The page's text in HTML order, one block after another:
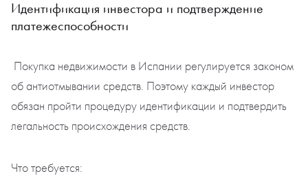
Идентификация инвестора и подтверждение
платежеспособности
Покупка недвижимости в Испании регулируется законом
об антиотмывании средств. Поэтому каждый инвестор
обязан пройти процедуру идентификации и подтвердить
легальность происхождения средств.
Что требуется: